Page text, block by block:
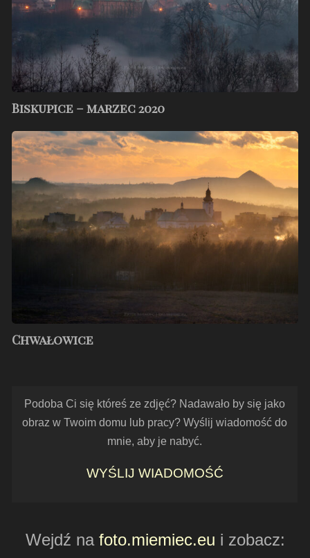
Biskupice – marzec 2020
Chwałowice
Chwałowice
Podoba Ci się któreś ze zdjęć? Nadawało by się jako
obraz w Twoim domu lub pracy? Wyślij wiadomość do
mnie, aby je nabyć.
WYŚLIJ WIADOMOŚĆ
Wejdź na foto.miemiec.eu i zobacz: